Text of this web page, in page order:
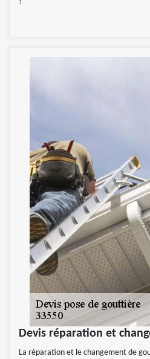
!
Devis réparation et
La réparation et le changement de